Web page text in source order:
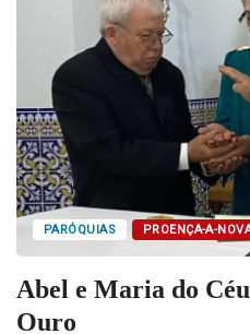
PARÓQUIAS PROENÇA-A-
Abel e Maria do
Ouro